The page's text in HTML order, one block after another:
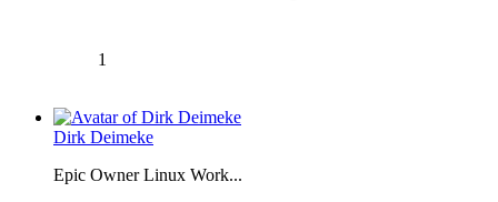
1
Dirk Deimeke
Epic Owner Linux Work...